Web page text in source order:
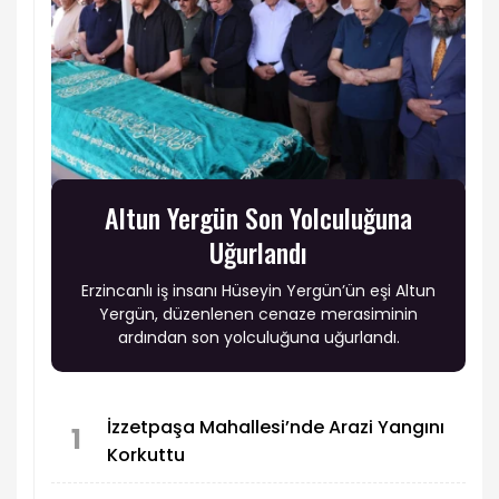
Altun Yergün Son Yolculuğuna
Uğurlandı
Erzincanlı iş insanı Hüseyin Yergün’ün eşi Altun
Yergün, düzenlenen cenaze merasiminin
ardından son yolculuğuna uğurlandı.
1
İzzetpaşa Mahallesi’nde Arazi Yangını
Korkuttu